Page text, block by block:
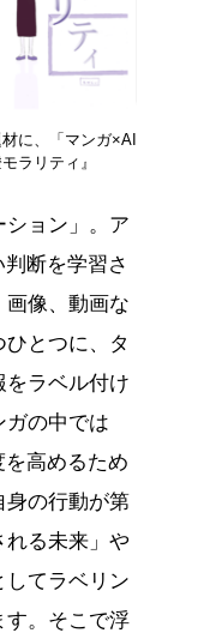
に、「マンガ×AI
ラリティ』
ョン」。ア
断を学習さ
像、動画な
とつに、タ
をラベル付け
ガの中では
を高めるため
身の行動が第
れる未来」や
してラベリン
す。そこで浮